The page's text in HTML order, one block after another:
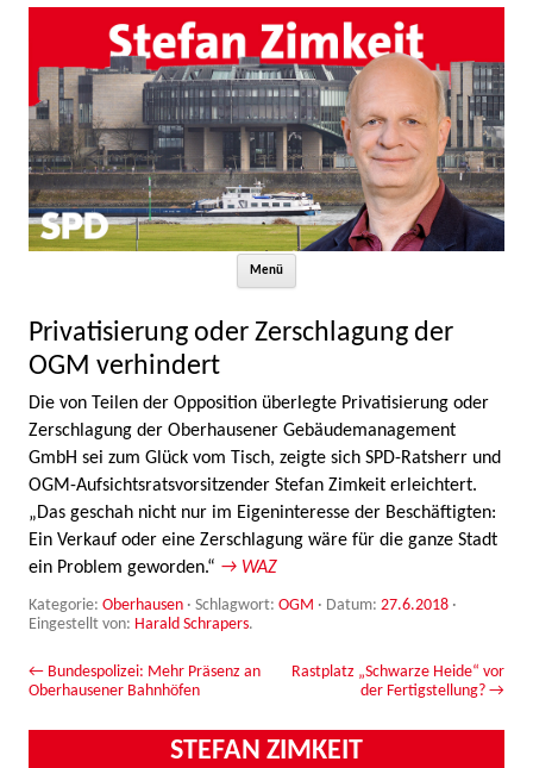
Menü
Privatisierung oder Zerschlagung der
OGM verhindert
Die von Teilen der Opposition überlegte Privatisierung oder
Zerschlagung der Oberhausener Gebäudemanagement
GmbH sei zum Glück vom Tisch, zeigte sich SPD-Ratsherr und
OGM-Aufsichtsratsvorsitzender Stefan Zimkeit erleichtert.
„Das geschah nicht nur im Eigeninteresse der Beschäftigten:
Ein Verkauf oder eine Zerschlagung wäre für die ganze Stadt
ein Problem geworden.“ → WAZ
Kategorie: Oberhausen · Schlagwort: OGM · Datum: 27.6.2018 ·
Eingestellt von: Harald Schrapers.
Beitrags-Navigation
← Bundespolizei: Mehr Präsenz an
Oberhausener Bahnhöfen
Rastplatz „Schwarze Heide“ vor
der Fertigstellung? →
STEFAN ZIMKEIT